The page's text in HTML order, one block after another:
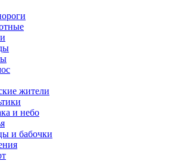
жители
и небо
и бабочки